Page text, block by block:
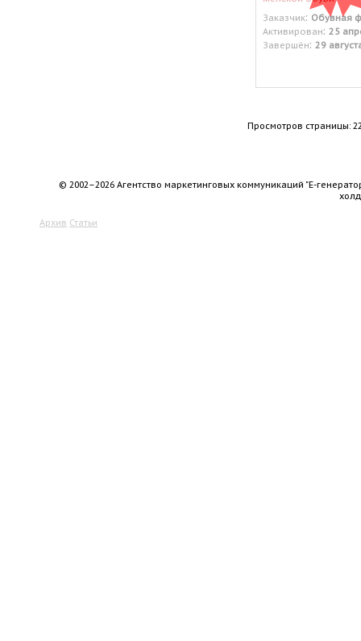
Заказчик: Обувная
Активирован: 25
Завершён: 29
Просмотров страницы:
© 2002–2026 Агентство маркетинговых коммуникаций "Е-
Архив Статьи